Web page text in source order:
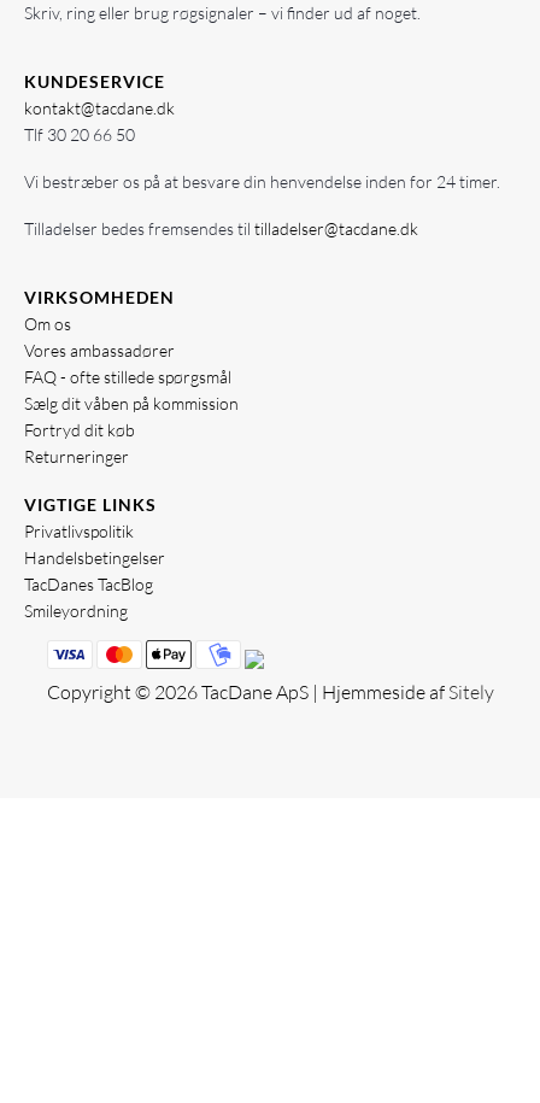
Skriv, ring eller brug røgsignaler – vi finder ud af noget.
KUNDESERVICE
kontakt@tacdane.dk
Tlf 30 20 66 50
Vi bestræber os på at besvare din henvendelse inden for 24 timer.
Tilladelser bedes fremsendes til tilladelser@tacdane.dk
VIRKSOMHEDEN
Om os
Vores ambassadører
FAQ - ofte stillede spørgsmål
Sælg dit våben på kommission
Fortryd dit køb
Returneringer
VIGTIGE LINKS
Privatlivspolitik
Handelsbetingelser
TacDanes TacBlog
Smileyordning
Copyright © 2026 TacDane ApS | Hjemmeside af Sitely